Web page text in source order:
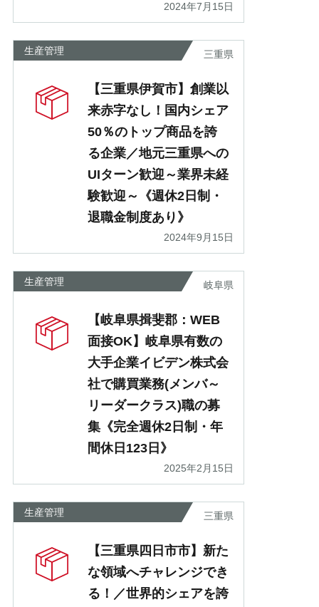
2024年7月15日
生産管理 三重県
【三重県伊賀市】創業以
来赤字なし！国内シェア
50％のトップ商品を誇
る企業／地元三重県への
UIターン歓迎～業界未経
験歓迎～《週休2日制・
退職金制度あり》
2024年9月15日
生産管理 岐阜県
【岐阜県揖斐郡：WEB
面接OK】岐阜県有数の
大手企業イビデン株式会
社で購買業務(メンバ～
リーダークラス)職の募
集《完全週休2日制・年
間休日123日》
2025年2月15日
生産管理 三重県
【三重県四日市市】新た
な領域へチャレンジでき
る！／世界的シェアを誇